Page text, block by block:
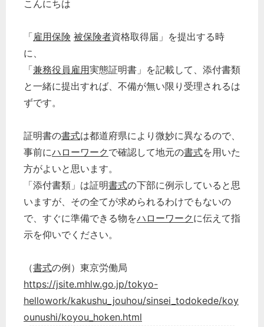
こんにちは
「雇用保険 被保険者資格取得届」を提出する時
に、
「兼務役員 雇用実態証明書」を記載して、添付書類
と一緒に提出すれば、不備が無い限り受理されるは
ずです。
証明書の書式は都道府県により微妙に異なるので、
事前にハローワーク で確認して地元の書式を用いた
方がよいと思います。
「添付書類」は証明書式の下部に例示していると思
いますが、その全てが求められるわけでもないの
で、すぐに準備できる物をハローワーク に伝えて指
示を仰いでください。
（書式の例）東京労働局
https://jsite.mhlw.go.jp/tokyo-
hellowork/kakushu_jouhou/sinsei_todokede/koy
ounushi/koyou_hoken.html